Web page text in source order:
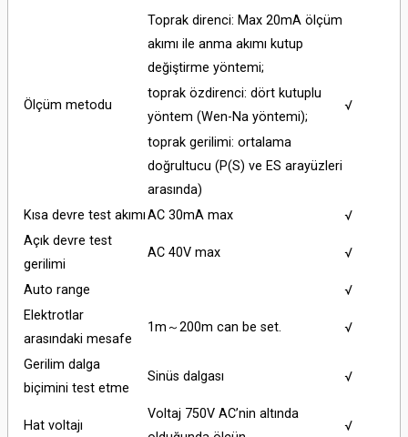
Ölçüm metodu
Toprak direnci: Max 20mA ölçüm
akımı ile anma akımı kutup
değiştirme yöntemi;
√
toprak özdirenci: dört kutuplu
yöntem (Wen-Na yöntemi);
toprak gerilimi: ortalama
doğrultucu (P(S) ve ES arayüzleri
arasında)
Kısa devre test akımıAC 30mA max
√
Açık devre test
gerilimi
AC 40V max √
Auto range
√
Elektrotlar
arasındaki mesafe
1m～200m can be set. √
Gerilim dalga
biçimini test etme
Sinüs dalgası √
Hat voltajı
Voltaj 750V AC’nin altında
√